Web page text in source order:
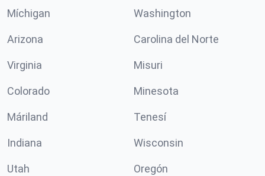
Míchigan Washington
Arizona Carolina del Norte
Virginia Misuri
Colorado Minesota
Máriland Tenesí
Indiana Wisconsin
Utah Oregón